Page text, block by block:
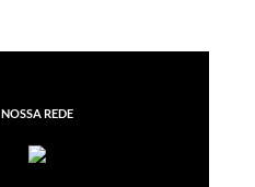
NOSSA REDE